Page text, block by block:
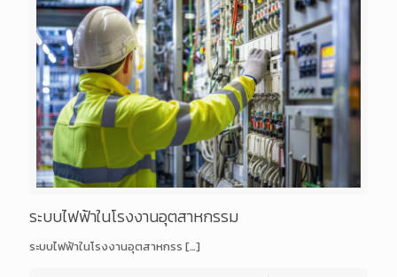
ระบบไฟฟ้าในโรงงานอุตสาหกรรม
ระบบไฟฟ้าในโรงงานอุตสาหกรร […]